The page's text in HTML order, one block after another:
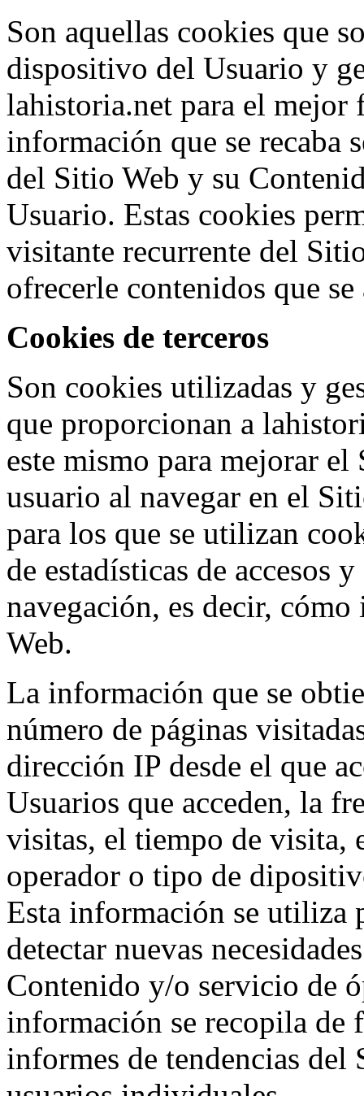
Son aquellas cookies que
dispositivo del Usuario y
lahistoria.net para el
información que se recaba
del Sitio Web y su
Usuario. Estas cookies
visitante recurrente del
ofrecerle contenidos que
Cookies de terceros
Son cookies utilizadas y
que proporcionan a
este mismo para mejorar
usuario al navegar en el
para los que se utilizan
de estadísticas de accesos
navegación, es decir,
Web.
La información que se
número de páginas
dirección IP desde el que
Usuarios que acceden, la
visitas, el tiempo de visita,
operador o tipo de
Esta información se utiliza
detectar nuevas
Contenido y/o servicio de
información se recopila de
informes de tendencias